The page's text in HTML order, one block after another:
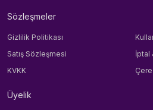
Sözleşmeler
Gizlilik Politikası
Satış Sözleşmesi
İptal
KVKK
Üyelik